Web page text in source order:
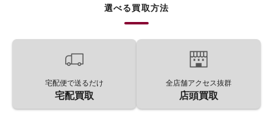
選べる買取方法
宅配便で送るだけ
宅配買取
全店舗アクセス抜群
店頭買取